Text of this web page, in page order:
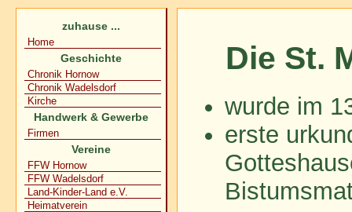
zuhause ...
Home
Geschichte
Chronik Hornow
Chronik Wadelsdorf
Kirche
Handwerk & Gewerbe
Firmen
Vereine
FFW Hornow
FFW Wadelsdorf
Land-Kinder-Land e.V.
Heimatverein
Die St.
wurde im
erste